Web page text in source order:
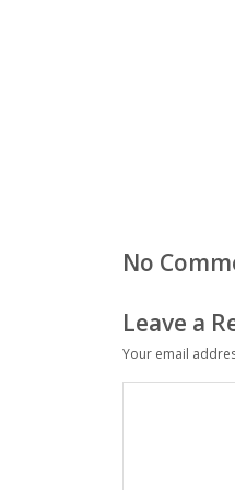
No
Leave a
Your email